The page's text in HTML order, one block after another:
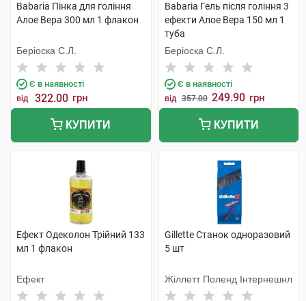
Babaria Пінка для гоління
Алое Вера 300 мл 1 флакон
Беріоска С.Л.
Є в наявності
від 322.00 грн
КУПИТИ
Babaria Гель після гоління 3
ефекти Алое Вера 150 мл 1
туба
Беріоска С.Л.
Є в наявності
від 357.00 249.90 грн
КУПИТИ
Ефект Одеколон Трійний 133
мл 1 флакон
Ефект
Gillette Станок одноразовий
5 шт
Жіллетт Поленд Інтернешнл